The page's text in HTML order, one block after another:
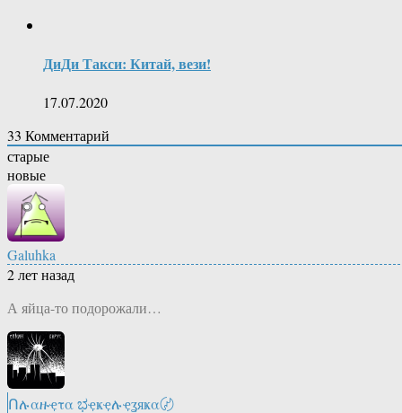
ДиДи Такси: Китай, вези!
17.07.2020
33 Комментарий
старые
новые
Galuhka
2 лет назад
А яйца-то подорожали…
Ոሉαዙҿτα ಭҿҝҿሉҿʓяҝα〄